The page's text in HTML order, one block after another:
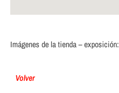
Imágenes de la tienda – exposición:
Volver